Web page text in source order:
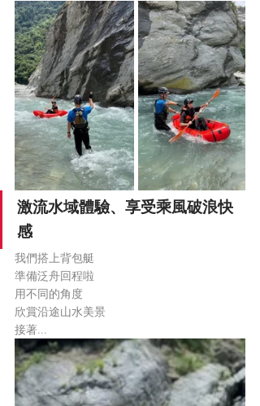
激流水域體驗、享受乘風破浪快
感
我們搭上背包艇
準備泛舟回程啦
用不同的角度
欣賞沿途山水美景
接著...